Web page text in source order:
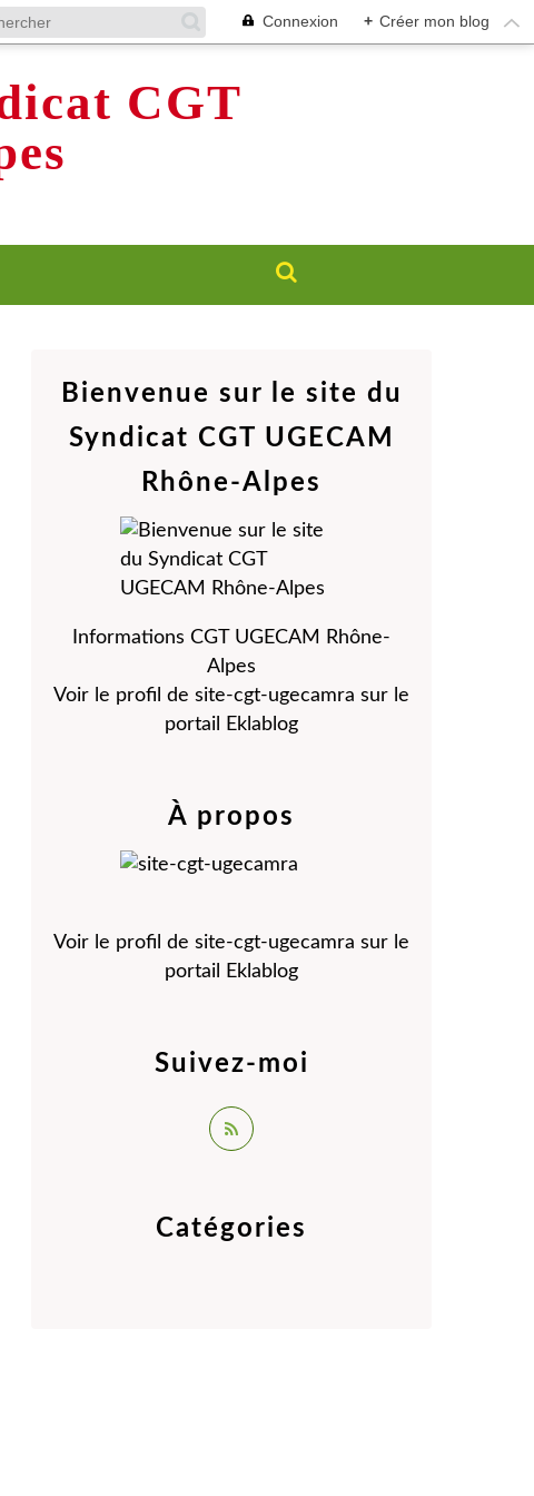
Connexion + Créer mon blog
CGT
Catégories
Bienvenue sur le site du
Syndicat CGT UGECAM
Rhône-Alpes
Informations CGT UGECAM Rhône-
Alpes
Voir le profil de site-cgt-ugecamra sur le
portail Eklablog
Suivez-moi
À propos
Voir le profil de site-cgt-ugecamra sur le
portail Eklablog